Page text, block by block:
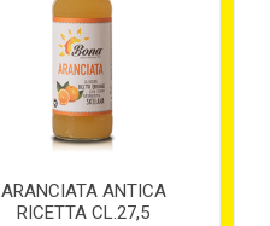
ARANCIATA ANTICA
RICETTA CL.27,5